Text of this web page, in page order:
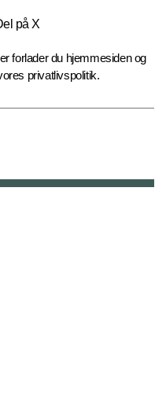
på X
forlader du hjemmesiden og
privatlivspolitik.